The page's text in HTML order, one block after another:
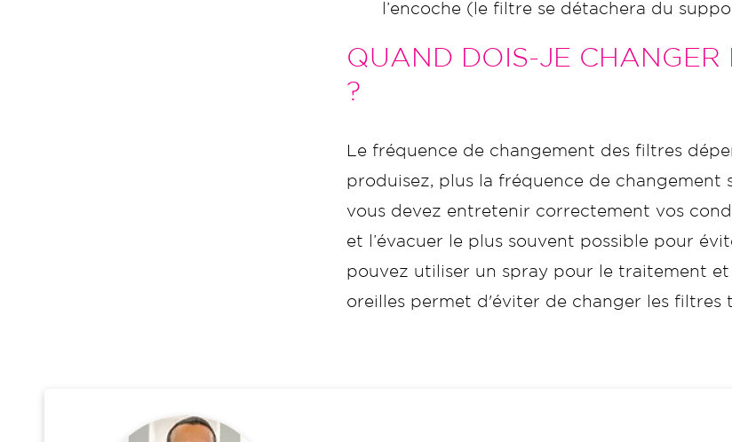
l’encoche (le filtre se détachera du
QUAND DOIS-JE CHANGER
?
Le fréquence de changement des filtres
produisez, plus la fréquence de changement
vous devez entretenir correctement vos
et l’évacuer le plus souvent possible pour
pouvez utiliser un spray pour le traitement
oreilles permet d'éviter de changer les filtres